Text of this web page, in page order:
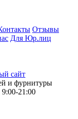
Отзывы
Для Юр.лиц
сайт
и фурнитуры
21:00